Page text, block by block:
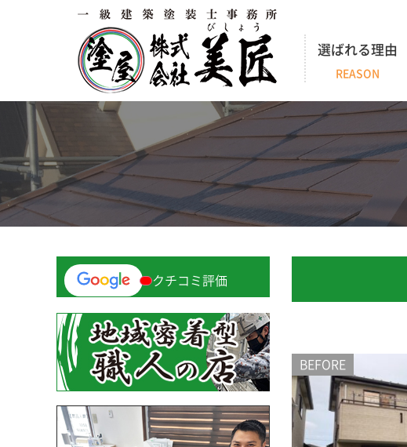
選ばれる理由
REASON
BEFORE
クチコミ評価